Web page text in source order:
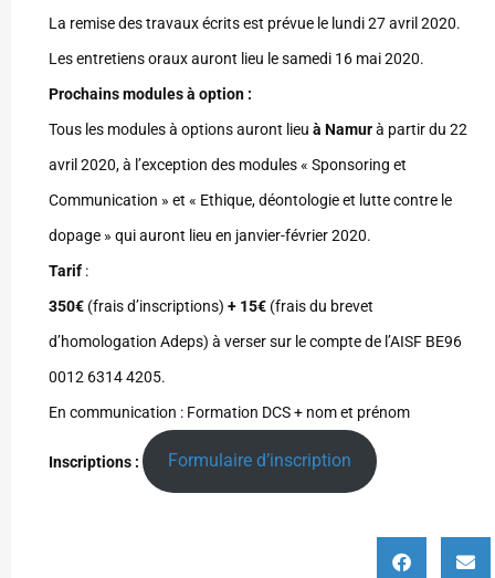
La remise des travaux écrits est prévue le lundi 27 avril 2020.
Les entretiens oraux auront lieu le samedi 16 mai 2020.
Prochains modules à option :
Tous les modules à options auront lieu à Namurà partir du 22
avril 2020, à l’exception des modules « Sponsoring et
Communication » et « Ethique, déontologie et lutte contre le
dopage » qui auront lieu en janvier-février 2020.
Tarif :
350€ (frais d’inscriptions) + 15€ (frais du brevet
d’homologation Adeps) à verser sur le compte de l’AISF BE96
0012 6314 4205.
En communication : Formation DCS + nom et prénom
Inscriptions : Formulaire d’inscription